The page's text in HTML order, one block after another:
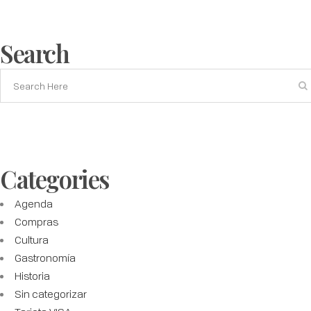
Search
Categories
Agenda
Compras
Cultura
Gastronomía
Historia
Sin categorizar